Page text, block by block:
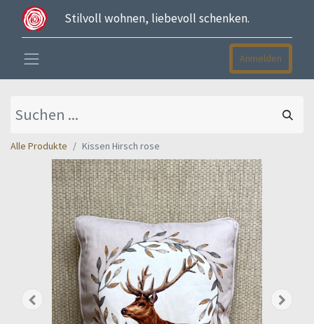
Stilvoll wohnen, liebevoll schenken.
Anmelden
Alle Produkte Kissen Hirsch rose